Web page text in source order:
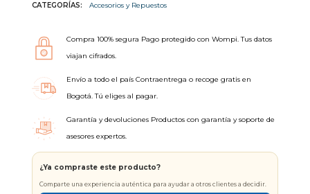
CATEGORÍAS:
Accesorios y Repuestos
Compra 100% segura Pago protegido con Wompi. Tus datos
viajan cifrados.
Envío a todo el país Contraentrega o recoge gratis en
Bogotá. Tú eliges al pagar.
Garantía y devoluciones Productos con garantía y soporte de
asesores expertos.
¿Ya compraste este producto?
Comparte una experiencia auténtica para ayudar a otros clientes a decidir.